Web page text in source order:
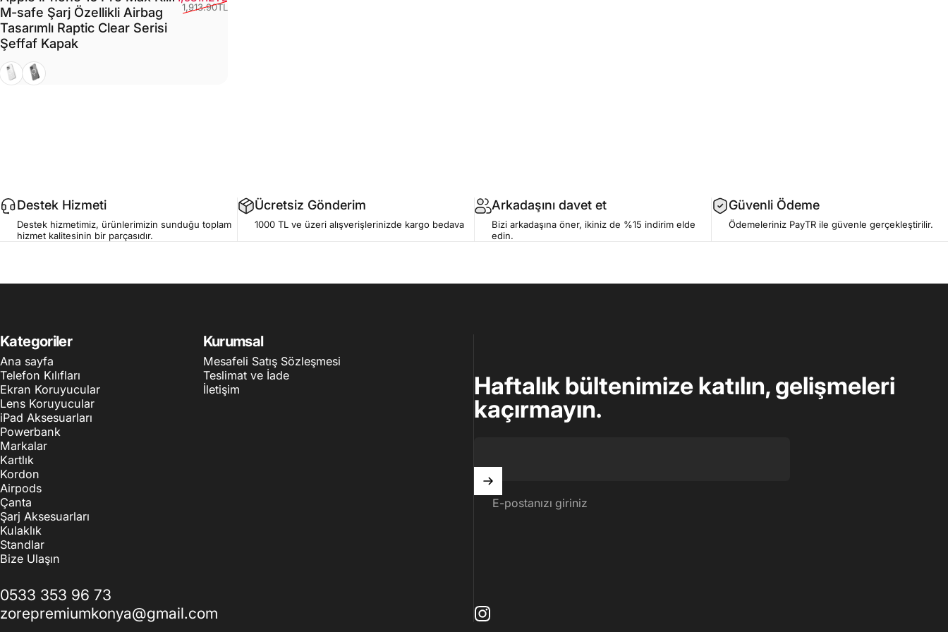
M-safe Şarj Özellikli Airbag
Tasarımlı Raptic Clear Serisi
Şeffaf Kapak
1,913.90TL
BeyazSiyah
Destek Hizmeti
Destek hizmetimiz, ürünlerimizin sunduğu toplam
hizmet kalitesinin bir parçasıdır.
Ücretsiz Gönderim
1000 TL ve üzeri alışverişlerinizde kargo bedava
Arkadaşını davet et
Bizi arkadaşına öner, ikiniz de %15 indirim elde
edin.
Güvenli Ödeme
Ödemeleriniz PayTR ile güvenle gerçekleştirilir.
Kategoriler
Ana sayfa
Telefon Kılıfları
Ekran Koruyucular
Lens Koruyucular
iPad Aksesuarları
Powerbank
Markalar
Kartlık
Kordon
Airpods
Çanta
Şarj Aksesuarları
Kulaklık
Standlar
Bize Ulaşın
Kurumsal
Mesafeli Satış Sözleşmesi
Teslimat ve İade
İletişim
0533 353 96 73
zorepremiumkonya@gmail.com
Haftalık bültenimize katılın, gelişmeleri
kaçırmayın.
E-postanızı giriniz